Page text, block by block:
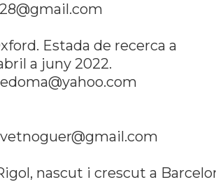
Estada de recerca a
a juny 2022.
nascut i crescut a